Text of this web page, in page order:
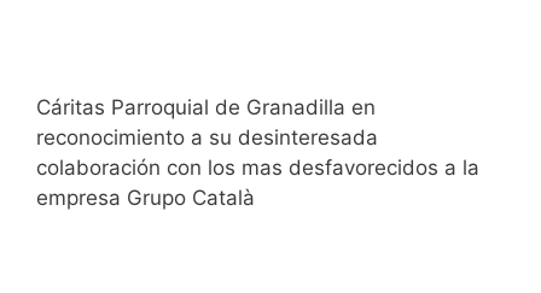
Cáritas Parroquial de Granadilla en
reconocimiento a su desinteresada
colaboración con los mas desfavorecidos a la
empresa Grupo Català